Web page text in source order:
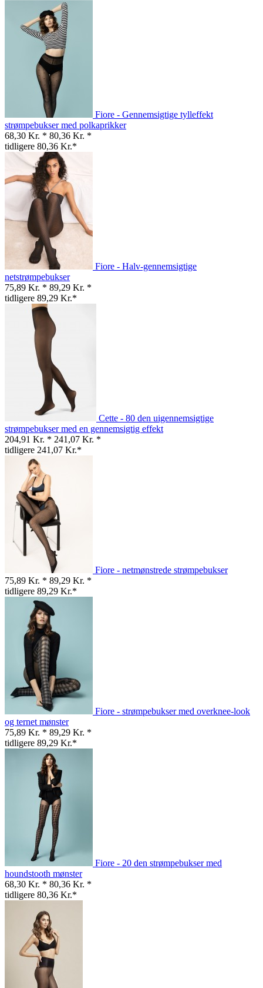
Fiore - Gennemsigtige tylleffekt
strømpebukser med polkaprikker
68,30 Kr. * 80,36 Kr. *
tidligere 80,36 Kr.*
Fiore - Halv-gennemsigtige
netstrømpebukser
75,89 Kr. * 89,29 Kr. *
tidligere 89,29 Kr.*
Cette - 80 den uigennemsigtige
strømpebukser med en gennemsigtig effekt
204,91 Kr. * 241,07 Kr. *
tidligere 241,07 Kr.*
Fiore - netmønstrede strømpebukser
75,89 Kr. * 89,29 Kr. *
tidligere 89,29 Kr.*
Fiore - strømpebukser med overknee-look
og ternet mønster
75,89 Kr. * 89,29 Kr. *
tidligere 89,29 Kr.*
Fiore - 20 den strømpebukser med
houndstooth mønster
68,30 Kr. * 80,36 Kr. *
tidligere 80,36 Kr.*